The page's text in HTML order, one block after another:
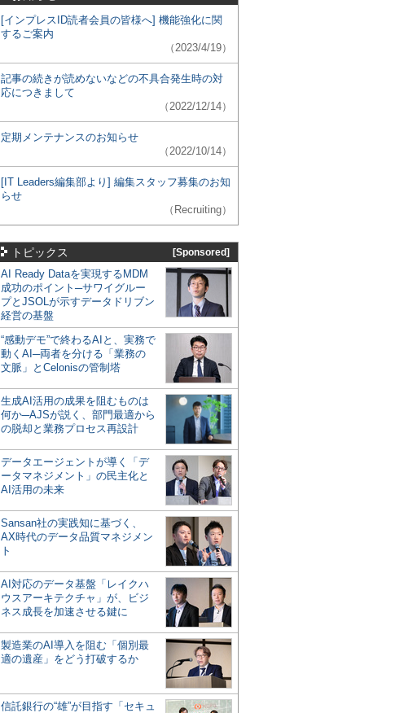
[インプレスID読者会員の皆様へ] 機能強化に関
するご案内
（2023/4/19）
記事の続きが読めないなどの不具合発生時の対
応につきまして
（2022/12/14）
定期メンテナンスのお知らせ
（2022/10/14）
[IT Leaders編集部より] 編集スタッフ募集のお知
らせ
（Recruiting）
トピックス [Sponsored]
AI Ready Dataを実現するMDM
成功のポイント─サワイグルー
プとJSOLが示すデータドリブン
経営の基盤
“感動デモ”で終わるAIと、実務で
動くAI─両者を分ける「業務の
文脈」とCelonisの管制塔
生成AI活用の成果を阻むものは
何か─AJSが説く、部門最適から
の脱却と業務プロセス再設計
データエージェントが導く「デ
ータマネジメント」の民主化と
AI活用の未来
Sansan社の実践知に基づく、
AX時代のデータ品質マネジメン
ト
AI対応のデータ基盤「レイクハ
ウスアーキテクチャ」が、ビジ
ネス成長を加速させる鍵に
製造業のAI導入を阻む「個別最
適の遺産」をどう打破するか
信託銀行の“雄”が目指す「セキュ